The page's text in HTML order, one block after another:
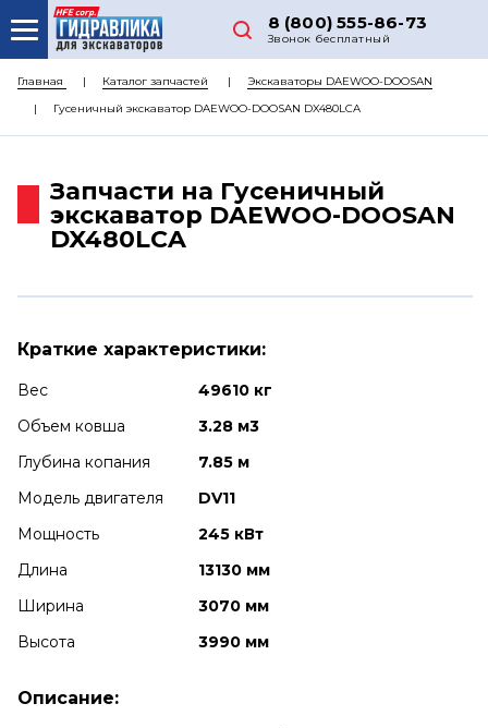
8 (800) 555-86-73
Звонок бесплатный
О НАС
КАТАЛОГ ЗАПЧАСТЕЙ
ДОСТАВКА
Главная Каталог запчастей
Экскаваторы DAEWOO-DOOSAN
Гусеничный экскаватор DAEWOO-DOOSAN DX480LCA
Запчасти на Гусеничный
экскаватор DAEWOO-DOOSAN
DX480LCA
Краткие характеристики:
Вес
49610 кг
Объем ковша
3.28 м3
Глубина копания
7.85 м
Модель двигателя
DV11
Мощность
245 кВт
Длина
13130 мм
Ширина
3070 мм
Высота
3990 мм
Описание: